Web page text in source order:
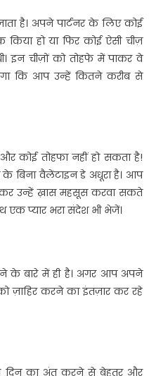
है। अपने पार्टनर के लिए कोई
हो या फिर कोई ऐसी चीज़
इन चीज़ों को तोहफे में पाकर वे
कि आप उन्हें कितने करीब से
कोई तोहफा नहीं हो सकता है!
वैलेंटाइन डे अधूरा है। आप
उन्हें ख़ास महसूस करवा सकते
प्यार भरा संदेश भी भेजें।
के बारे में ही है। अगर आप अपने
ज़ाहिर करने का इंतज़ार कर रहे
दिन का अंत करने से बेहतर और